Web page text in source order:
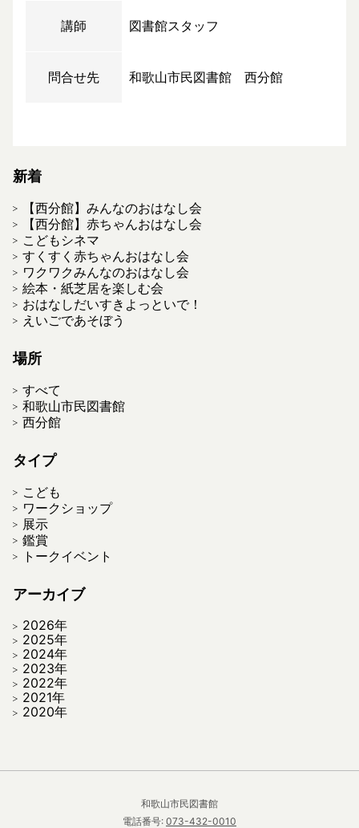
講師 図書館スタッフ
問合せ先 和歌山市民図書館 西分館
新着
【西分館】みんなのおはなし会
【西分館】赤ちゃんおはなし会
こどもシネマ
すくすく赤ちゃんおはなし会
ワクワクみんなのおはなし会
絵本・紙芝居を楽しむ会
おはなしだいすきよっといで！
えいごであそぼう
場所
すべて
和歌山市民図書館
西分館
タイプ
こども
ワークショップ
展示
鑑賞
トークイベント
アーカイブ
2026年
2025年
2024年
2023年
2022年
2021年
2020年
和歌山市民図書館
電話番号: 073-432-0010